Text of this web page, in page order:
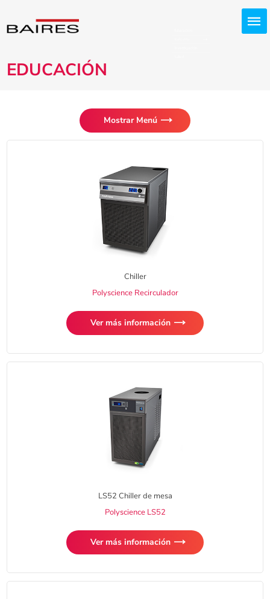
EDUCACIÓN
Mostrar Menú
Chiller
Polyscience Recirculador
Ver más información
LS52 Chiller de mesa
Polyscience LS52
Ver más información